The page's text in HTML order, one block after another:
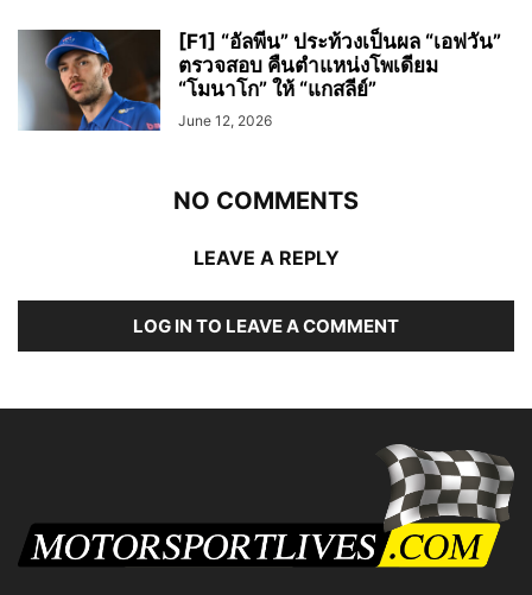
[F1] “อัลพีน” ประท้วงเป็นผล “เอฟวัน”
ตรวจสอบ คืนตำแหน่งโพเดียม
“โมนาโก” ให้ “แกสลีย์”
June 12, 2026
NO COMMENTS
LEAVE A REPLY
LOG IN TO LEAVE A COMMENT